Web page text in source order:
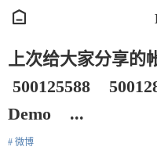
上次给大家分享的
500125588
Demo ...
# 微博